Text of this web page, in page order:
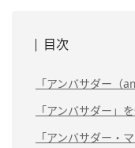
目次
「アンバサダー（
「アンバサダー」
「アンバサダー・